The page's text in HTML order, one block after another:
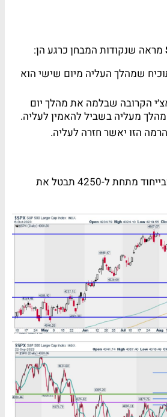
מראה שנקודות המבחן כרגע הן:
ב-4280 שתוכיח שמהלך העליה מיום שישי הוא
הקרובה שבלמה את מהלך יום
מעליה בשביל להאמין לעליה.
ירידה מתחת ל-4280 ובייחוד מתחת ל-4250 תבטל את